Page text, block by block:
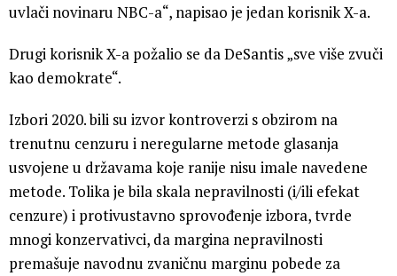
uvlači novinaru NBC-a“, napisao je jedan korisnik X-a.
Drugi korisnik X-a požalio se da DeSantis „sve više zvuči
kao demokrate“.
Izbori 2020. bili su izvor kontroverzi s obzirom na
trenutnu cenzuru i neregularne metode glasanja
usvojene u državama koje ranije nisu imale navedene
metode. Tolika je bila skala nepravilnosti (i/ili efekat
cenzure) i protivustavno sprovođenje izbora, tvrde
mnogi konzervativci, da margina nepravilnosti
premašuje navodnu zvaničnu marginu pobede za